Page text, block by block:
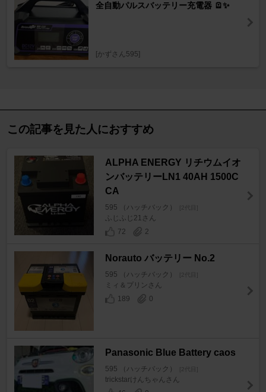
全自動パルスバッテリー充電器 🪫✨
[かずさん595]
この記事を見た人におすすめ
ALPHA ENERGY リチウムイオ
ンバッテリーLN1 40AH 1500C
CA
595 （ハッチバック） [2代目]
ふじふじ21さん
72
2
Norauto バッテリー No.2
595 （ハッチバック） [2代目]
ミィ＆プリンさん
189
0
Panasonic Blue Battery caos
595 （ハッチバック） [2代目]
trickstarけんちゃんさん